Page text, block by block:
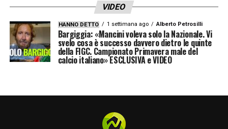
in campo Luis Alberto.
MILAN – IL MIGLIORE
Musacchio 6,5: Il difensore riesce a
VIDEO
HANNO DETTO 1 settimana ago Alberto Petrosilli
Bargiggia: «Mancini voleva solo la Nazionale. Vi
svelo cosa è successo davvero dietro le quinte
della FIGC. Campionato Primavera male del
calcio italiano» ESCLUSIVA e VIDEO